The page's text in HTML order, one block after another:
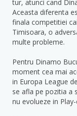
tur, atunci cand
Aceasta diferenta
finala competitiei
Timisoara, o
multe probleme.
Pentru Dinamo
moment cea mai
in Europa League
se afla pe pozitia a
nu evolueze in